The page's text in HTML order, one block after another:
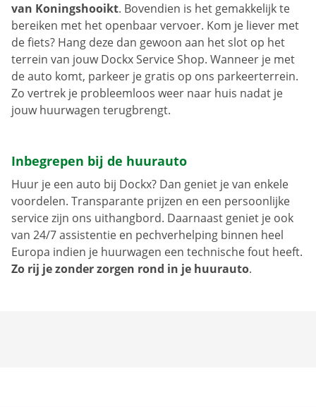
van Koningshooikt. Bovendien is het gemakkelijk te
bereiken met het openbaar vervoer. Kom je liever met
de fiets? Hang deze dan gewoon aan het slot op het
terrein van jouw Dockx Service Shop. Wanneer je met
de auto komt, parkeer je gratis op ons parkeerterrein.
Zo vertrek je probleemloos weer naar huis nadat je
jouw huurwagen terugbrengt.
Inbegrepen bij de huurauto
Huur je een auto bij Dockx? Dan geniet je van enkele
voordelen. Transparante prijzen en een persoonlijke
service zijn ons uithangbord. Daarnaast geniet je ook
van 24/7 assistentie en pechverhelping binnen heel
Europa indien je huurwagen een technische fout heeft.
Zo rij je zonder zorgen rond in je huurauto.